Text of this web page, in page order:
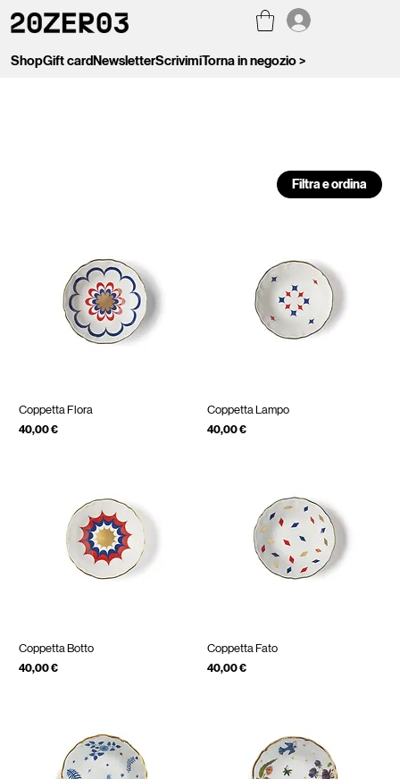
ShopGift cardNewsletterScrivimiTorna in negozio >
Filtra e ordina
Coppetta Flora
Prezzo
40,00 €
Coppetta Lampo
Prezzo
40,00 €
Coppetta Botto
Prezzo
40,00 €
Coppetta Fato
Prezzo
40,00 €